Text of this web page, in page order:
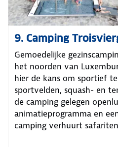
9. Camping
Gemoedelijke
het noorden van
hier de kans om sportief
sportvelden, squash- en
de camping gelegen
animatieprogramma en
camping verhuurt